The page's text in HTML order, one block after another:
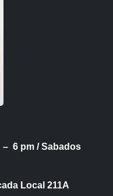
– 6 pm /Sabados
Local 211A